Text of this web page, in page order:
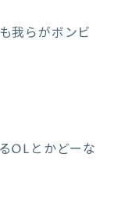
我らがボンビ
OLとかどーな